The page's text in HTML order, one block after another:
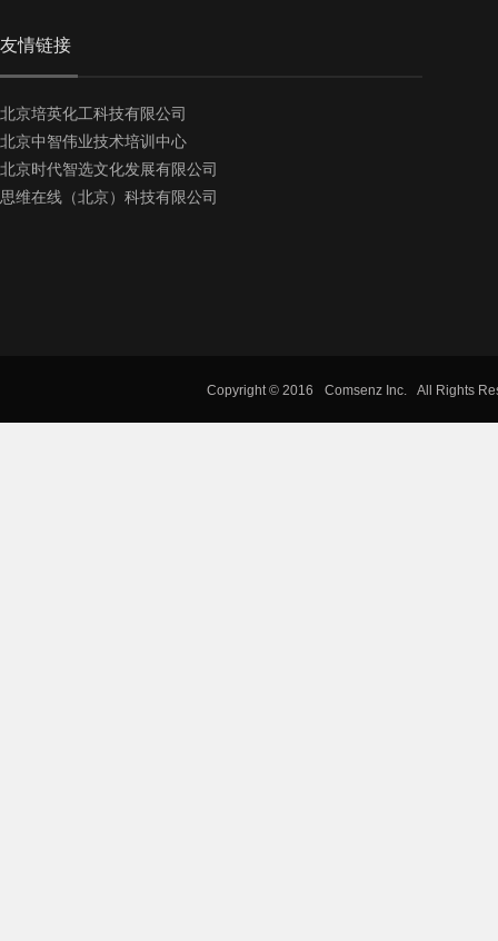
友情链接
北京培英化工科技有限公司
北京中智伟业技术培训中心
北京时代智选文化发展有限公司
思维在线（北京）科技有限公司
Copyright © 2016 Comsenz Inc. All Rights